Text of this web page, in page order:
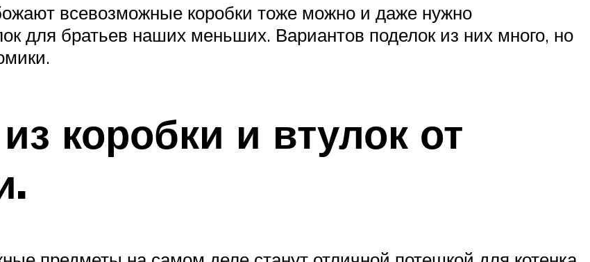
всевозможные коробки тоже можно и даже нужно
для братьев наших меньших. Вариантов поделок из них много, но
коробки и втулок от